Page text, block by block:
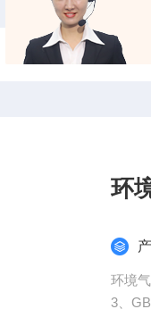
当
环
环境
3、